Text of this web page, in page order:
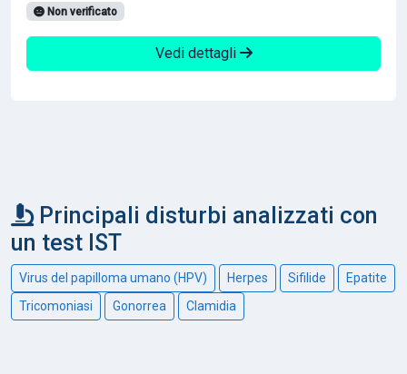
Non verificato
Vedi dettagli
Principali disturbi analizzati con
un test IST
Virus del papilloma umano (HPV) Herpes Sifilide
Epatite
Tricomoniasi
Gonorrea Clamidia